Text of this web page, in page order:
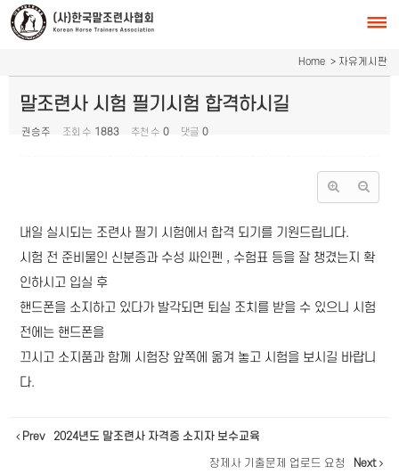
Home > 자유게시판
말조련사 시험 필기시험 합격하시길
권승주 조회 수 1883 추천 수 0 댓글 0
내일 실시되는 조련사 필기 시험에서 합격 되기를 기원드립니다.
시험 전 준비물인 신분증과 수성 싸인펜 , 수험표 등을 잘 챙겼는지 확
인하시고 입실 후
핸드폰을 소지하고 있다가 발각되면 퇴실 조치를 받을 수 있으니 시험
전에는 핸드폰을
끄시고 소지품과 함께 시험장 앞쪽에 옮겨 놓고 시험을 보시길 바랍니
다.
Prev 2024년도 말조련사 자격증 소지자 보수교육
장제사 기출문제 업로드 요청 Next